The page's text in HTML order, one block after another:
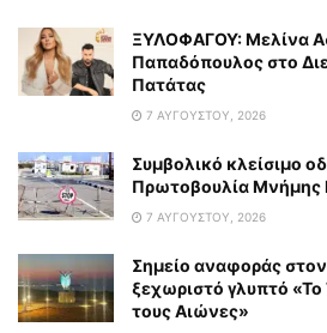
ΞΥΛΟΦΑΓΟΥ: Μελίνα
Παπαδόπουλος στο
Πατάτας
7 ΑΥΓΟΎΣΤΟΥ, 2026
Συμβολικό κλείσιμο
Πρωτοβουλία Μνήμης
7 ΑΥΓΟΎΣΤΟΥ, 2026
Σημείο αναφοράς
ξεχωριστό γλυπτό «Το
τους Αιώνες»